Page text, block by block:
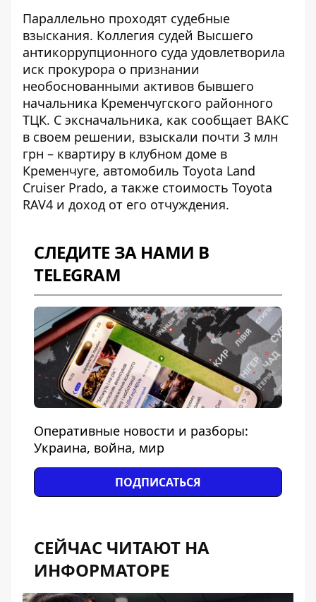
Параллельно проходят судебные
взыскания. Коллегия судей Высшего
антикоррупционного суда удовлетворила
иск прокурора о признании
необоснованными активов бывшего
начальника Кременчугского районного
ТЦК. С эксначальника, как сообщает ВАКС
в своем решении, взыскали почти 3 млн
грн – квартиру в клубном доме в
Кременчуге, автомобиль Toyota Land
Cruiser Prado, а также стоимость Toyota
RAV4 и доход от его отчуждения.
СЛЕДИТЕ ЗА НАМИ В
TELEGRAM
Оперативные новости и разборы:
Украина, война, мир
ПОДПИСАТЬСЯ
СЕЙЧАС ЧИТАЮТ НА
ИНФОРМАТОРЕ